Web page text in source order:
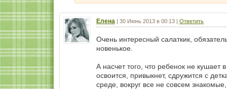
Елена | 30 Июнь 2013 в 00:13 | Ответить
Очень интересный салаткик,
новенькое.
А насчет того, что ребенок не
освоится, привыкнет, сдружится с
среде, вокруг все не совсем